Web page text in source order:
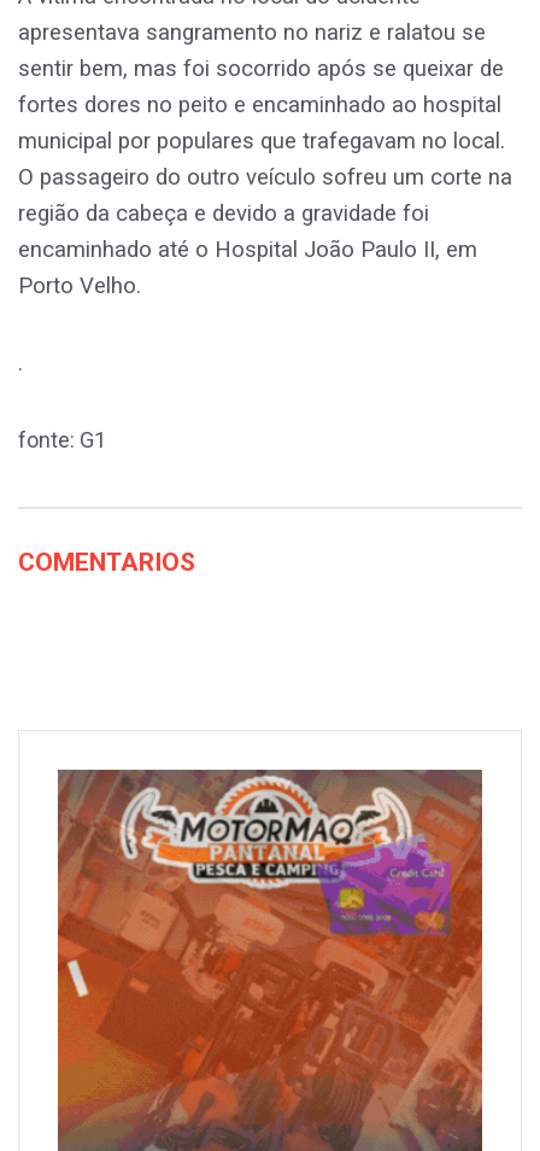
apresentava sangramento no nariz e ralatou se
sentir bem, mas foi socorrido após se queixar de
fortes dores no peito e encaminhado ao hospital
municipal por populares que trafegavam no local.
O passageiro do outro veículo sofreu um corte na
região da cabeça e devido a gravidade foi
encaminhado até o Hospital João Paulo II, em
Porto Velho.
.
fonte: G1
COMENTARIOS